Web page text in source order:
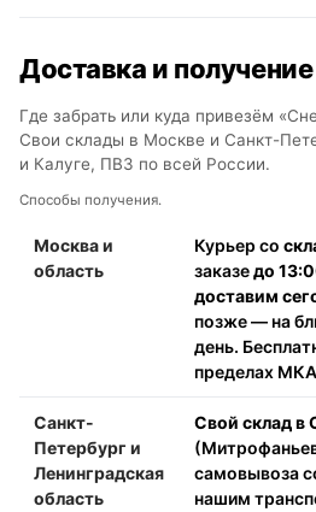
Доставка и получение
Где забрать или куда привезём
Свои склады в Москве и Санкт-
и Калуге, ПВЗ по всей России.
Способы получения.
Москва и
область
Курьер со
заказедо
доставим
позже — на
день.
пределах
Санкт-
Петербург и
Ленинградская
область
Свой склад в
самовывоза
нашим